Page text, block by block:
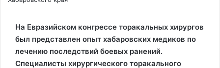
На Евразийском конгрессе торакальных хирургов
был представлен опыт хабаровских медиков по
лечению последствий боевых ранений.
Специалисты хирургического торакального